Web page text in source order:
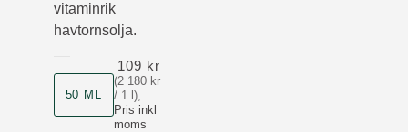
vitaminrik
havtornsolja.
50 ML
(2 180 kr
/ 1 l),
Pris inkl
moms
109 kr